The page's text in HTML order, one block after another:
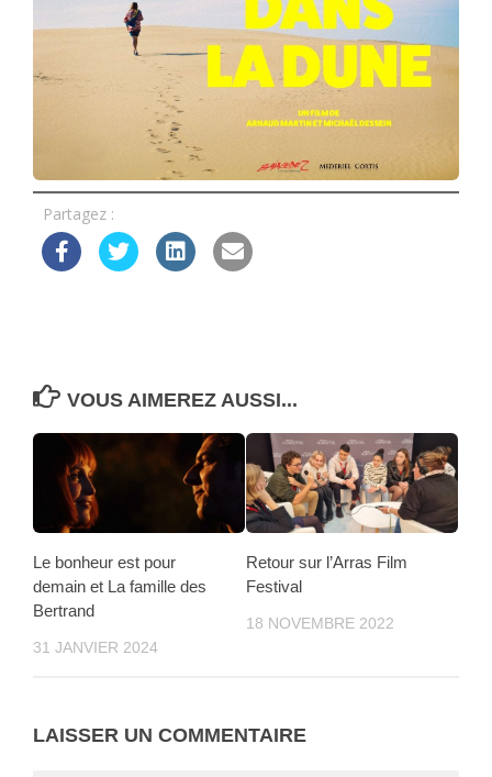
Partagez :
VOUS AIMEREZ AUSSI...
Le bonheur est pour
demain et La famille des
Bertrand
31 JANVIER 2024
Retour sur l’Arras Film
Festival
18 NOVEMBRE 2022
LAISSER UN COMMENTAIRE